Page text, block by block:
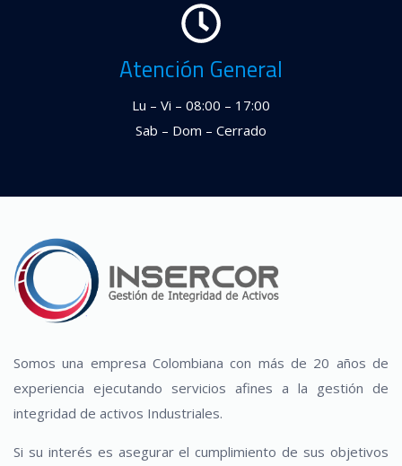
Atención General
Lu – Vi – 08:00 – 17:00
Sab – Dom – Cerrado
Somos una empresa Colombiana con más de 20 años de
experiencia ejecutando servicios afines a la gestión de
integridad de activos Industriales.
Si su interés es asegurar el cumplimiento de sus objetivos